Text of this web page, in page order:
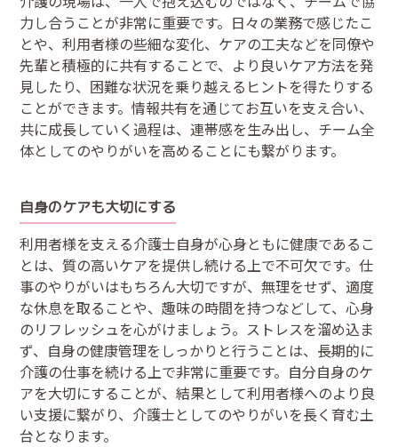
力し合うことが非常に重要です。日々の業務で感じたこ
とや、利用者様の些細な変化、ケアの工夫などを同僚や
先輩と積極的に共有することで、より良いケア方法を発
見したり、困難な状況を乗り越えるヒントを得たりする
ことができます。情報共有を通じてお互いを支え合い、
共に成長していく過程は、連帯感を生み出し、チーム全
体としてのやりがいを高めることにも繋がります。
自身のケアも大切にする
利用者様を支える介護士自身が心身ともに健康であるこ
とは、質の高いケアを提供し続ける上で不可欠です。仕
事のやりがいはもちろん大切ですが、無理をせず、適度
な休息を取ることや、趣味の時間を持つなどして、心身
のリフレッシュを心がけましょう。ストレスを溜め込ま
ず、自身の健康管理をしっかりと行うことは、長期的に
介護の仕事を続ける上で非常に重要です。自分自身のケ
アを大切にすることが、結果として利用者様へのより良
い支援に繋がり、介護士としてのやりがいを長く育む土
台となります。